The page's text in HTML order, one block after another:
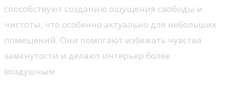
способствуют созданию ощущения свободы и
чистоты, что особенно актуально для небольших
помещений. Они помогают избежать чувства
замкнутости и делают интерьер более
воздушным.